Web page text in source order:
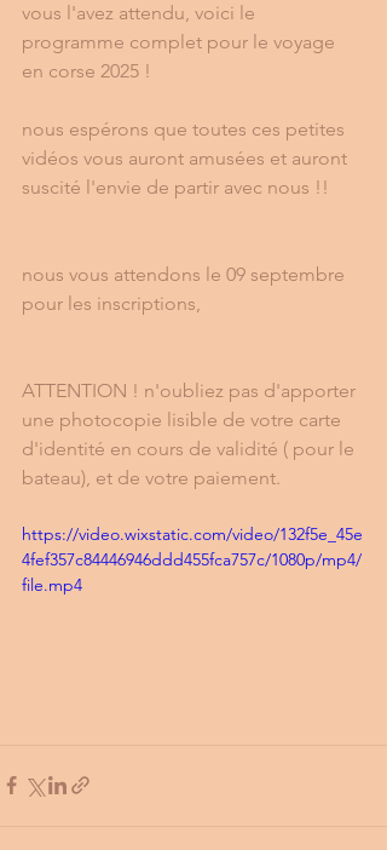
vous l'avez attendu, voici le
programme complet pour le voyage
en corse 2025 !
nous espérons que toutes ces petites
vidéos vous auront amusées et auront
suscité l'envie de partir avec nous !!
nous vous attendons le 09 septembre
pour les inscriptions,
ATTENTION ! n'oubliez pas d'apporter
une photocopie lisible de votre carte
d'identité en cours de validité ( pour le
bateau), et de votre paiement.
https://video.wixstatic.com/video/132f5e_45e
4fef357c84446946ddd455fca757c/1080p/mp4/
file.mp4